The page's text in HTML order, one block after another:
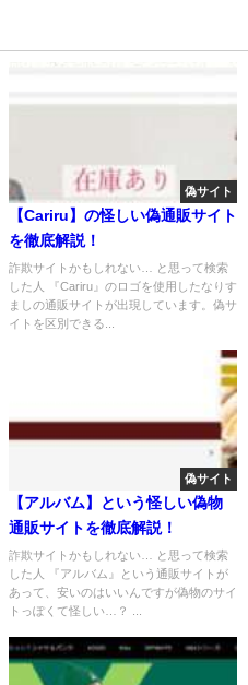
偽サイト
【Cariru】の怪しい偽通販サイト
を徹底解説！
詐欺サイトかもしれない… と思って検索
した人 『Cariru』のロゴを使用したなりす
ましの通販サイトが出現しています。偽サ
イトを区別できる...
偽サイト
【アルバム】という怪しい偽物
通販サイトを徹底解説！
詐欺サイトかもしれない… と思って検索
した人 『アルバム』という通販サイトが
あって、安いのはいいんですが偽物のサイ
トっぽくて怪しい…？ ...